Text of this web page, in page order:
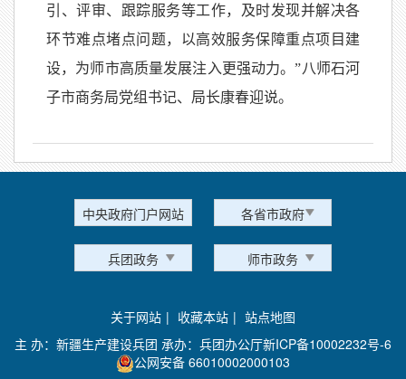
引、评审、跟踪服务等工作，及时发现并解决各
环节难点堵点问题，以高效服务保障重点项目建
设，为师市高质量发展注入更强动力。”八师石河
子市商务局党组书记、局长康春迎说。
中央政府门户网站 各省市政府
兵团政务 师市政务
关于网站 | 收藏本站 | 站点地图
主 办：新疆生产建设兵团 承办：兵团办公厅新ICP备10002232号-6
公网安备 66010002000103